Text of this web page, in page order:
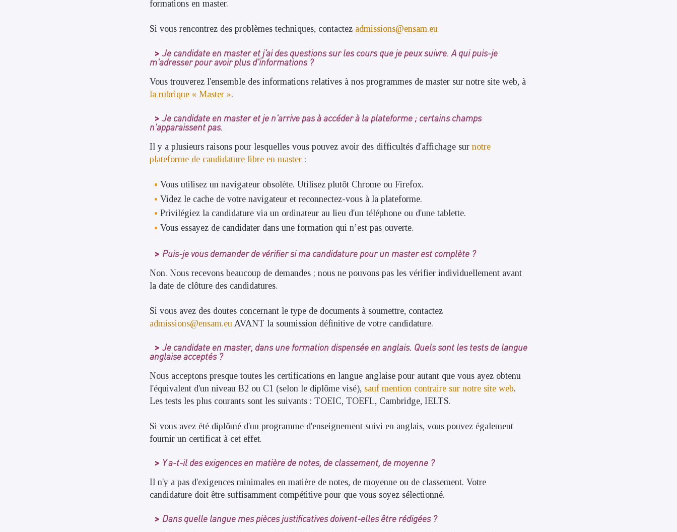
formations en master.
Si vous rencontrez des problèmes techniques, contactez admissions@ensam.eu
Je candidate en master et j’ai des questions sur les cours que je peux suivre. A qui puis-je
m'adresser pour avoir plus d'informations ?
Vous trouverez l'ensemble des informations relatives à nos programmes de master sur notre site web, à
la rubrique « Master ».
Je candidate en master et je n'arrive pas à accéder à la plateforme ; certains champs
n'apparaissent pas.
Il y a plusieurs raisons pour lesquelles vous pouvez avoir des difficultés d'affichage sur notre
plateforme de candidature libre en master :
Vous utilisez un navigateur obsolète. Utilisez plutôt Chrome ou Firefox.
Videz le cache de votre navigateur et reconnectez-vous à la plateforme.
Privilégiez la candidature via un ordinateur au lieu d'un téléphone ou d'une tablette.
Vous essayez de candidater dans une formation qui n’est pas ouverte.
Puis-je vous demander de vérifier si ma candidature pour un master est complète ?
Non. Nous recevons beaucoup de demandes ; nous ne pouvons pas les vérifier individuellement avant
la date de clôture des candidatures.
Si vous avez des doutes concernant le type de documents à soumettre, contactez
admissions@ensam.eu AVANT la soumission définitive de votre candidature.
Je candidate en master, dans une formation dispensée en anglais. Quels sont les tests de langue
anglaise acceptés ?
Nous acceptons presque toutes les certifications en langue anglaise pour autant que vous ayez obtenu
l'équivalent d'un niveau B2 ou C1 (selon le diplôme visé), sauf mention contraire sur notre site web.
Les tests les plus courants sont les suivants : TOEIC, TOEFL, Cambridge, IELTS.
Si vous avez été diplômé d'un programme d'enseignement suivi en anglais, vous pouvez également
fournir un certificat à cet effet.
Y a-t-il des exigences en matière de notes, de classement, de moyenne ?
Il n'y a pas d'exigences minimales en matière de notes, de moyenne ou de classement. Votre
candidature doit être suffisamment compétitive pour que vous soyez sélectionné.
Dans quelle langue mes pièces justificatives doivent-elles être rédigées ?